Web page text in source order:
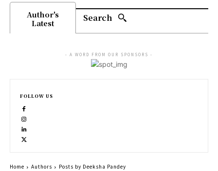
Author's
Latest
Search
- A WORD FROM OUR SPONSORS -
FOLLOW US
Home Authors Posts by Deeksha Pandey